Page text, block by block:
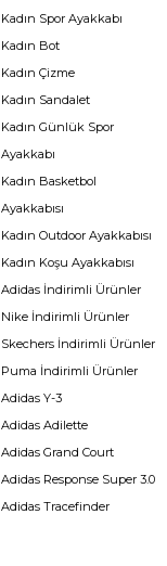
Kadın Spor Ayakkabı
Kadın Bot
Kadın Çizme
Kadın Sandalet
Kadın Günlük Spor
Ayakkabı
Kadın Basketbol
Ayakkabısı
Kadın Outdoor Ayakkabısı
Kadın Koşu Ayakkabısı
Adidas İndirimli Ürünler
Nike İndirimli Ürünler
Skechers İndirimli Ürünler
Puma İndirimli Ürünler
Adidas Y-3
Adidas Adilette
Adidas Grand Court
Adidas Response Super 3.0
Adidas Tracefinder